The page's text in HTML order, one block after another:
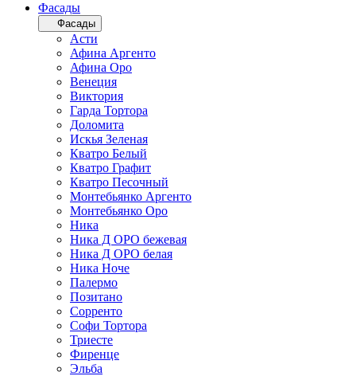
Фасады
Фасады
Асти
Афина Аргенто
Афина Оро
Венеция
Виктория
Гарда Тортора
Доломита
Искья Зеленая
Кватро Белый
Кватро Графит
Кватро Песочный
Монтебьянко Аргенто
Монтебьянко Оро
Ника
Ника Д ОРО бежевая
Ника Д ОРО белая
Ника Ноче
Палермо
Позитано
Сорренто
Софи Тортора
Триесте
Фиренце
Эльба